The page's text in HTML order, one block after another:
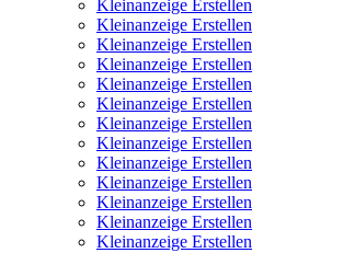
Kleinanzeige Erstellen
Kleinanzeige Erstellen
Kleinanzeige Erstellen
Kleinanzeige Erstellen
Kleinanzeige Erstellen
Kleinanzeige Erstellen
Kleinanzeige Erstellen
Kleinanzeige Erstellen
Kleinanzeige Erstellen
Kleinanzeige Erstellen
Kleinanzeige Erstellen
Kleinanzeige Erstellen
Kleinanzeige Erstellen